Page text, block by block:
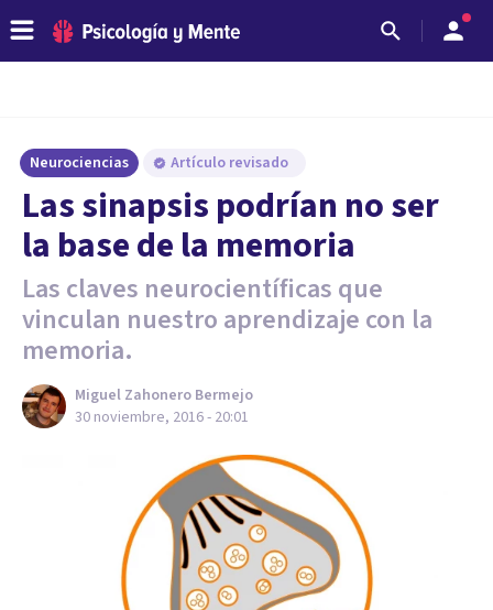
Neurociencias Artículo revisado
​Las sinapsis podrían no ser
la base de la memoria
Las claves neurocientíficas que
vinculan nuestro aprendizaje con la
memoria.
Miguel Zahonero Bermejo
30 noviembre, 2016 - 20:01